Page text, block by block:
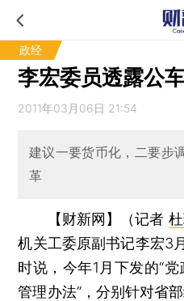
政经
李宏委员透露公
2011年03月06日 21:54
建议一要货币化，二要步
革
【财新网】（记者
机关工委原副书记李宏3
时说，今年1月下发的“
管理办法”，分别针对省